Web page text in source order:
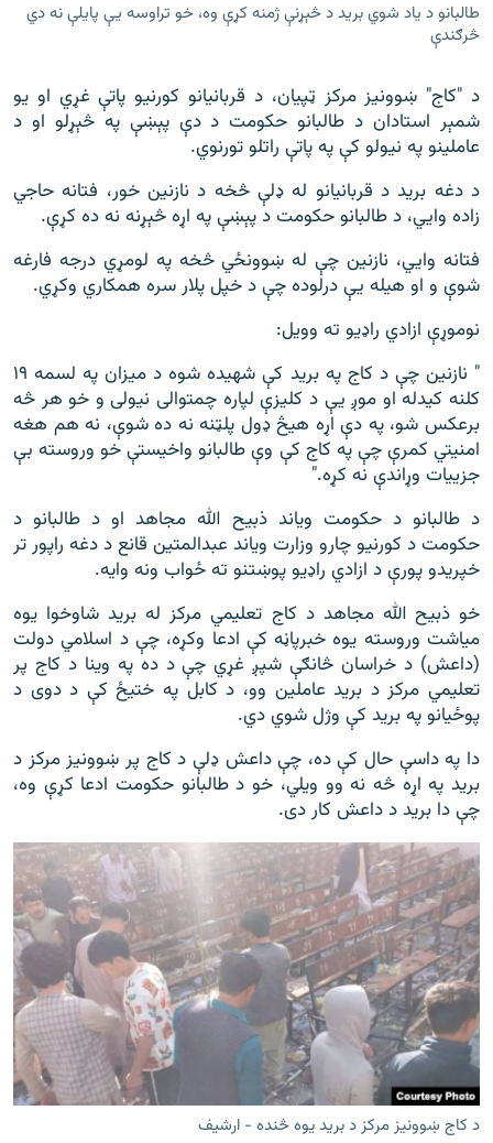
طالبانو د یاد شوي برید د څېړنې ژمنه کړې وه، خو تراوسه یې پایلې نه دي
څرګندې
د "کاج" ښوونیز مرکز ټپیان، د قربانیانو کورنیو پاتې غړي او یو
شمېر استادان د طالبانو حکومت د دې پېښې په څېړلو او د
عاملینو په نیولو کې په پاتې راتلو تورنوي.
د دغه برید د قربانیانو له ډلې څخه د نازنین خور، فتانه حاجي
زاده وايي، د طالبانو حکومت د پېښې په اړه څېړنه نه ده کړې.
فتانه وايي، نازنين چې له ښوونځي څخه په لومړي درجه فارغه
شوې و او هیله یې درلوده چې د خپل پلار سره همکاري وکړي.
نوموړې ازادي راډیو ته وویل:
" نازنین چې د کاج په برید کې شهیده شوه د میزان په لسمه ۱۹
کلنه کیدله او موږ یې د کلیزې لپاره چمتوالی نیولی و خو هر څه
برعکس شو، په دې اړه هیڅ ډول پلټنه نه ده شوې، نه هم هغه
امنیتي کمرې چې په کاج کې وې طالبانو واخیستې خو وروسته بې
جزییات وړاندې نه کړه."
د طالبانو د حکومت ویاند ذبیح الله مجاهد او د طالبانو د
حکومت د کورنیو چارو وزارت ویاند عبدالمتین قانع د دغه راپور تر
خپریدو پورې د ازادي راډیو پوښتنو ته ځواب ونه وایه.
خو ذبیح الله مجاهد د کاج تعلیمي مرکز له برید شاوخوا یوه
میاشت وروسته یوه خبرپاڼه کې ادعا وکړه، چې د اسلامي دولت
(داعش) د خراسان څانګې شپږ غړي چې د ده په وینا د کاج پر
تعلیمي مرکز د برید عاملین وو، د کابل په ختیځ کې د دوی د
پوځیانو په برید کې وژل شوي دي.
دا په داسې حال کې ده، چې داعش ډلې د کاج پر ښوونیز مرکز د
برید په اړه څه نه وو ویلي، خو د طالبانو حکومت ادعا کړې وه،
چې دا برید د داعش کار دی.
د کاج ښوونیز مرکز د برید یوه څنده - ارشیف